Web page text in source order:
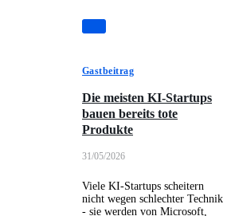
Gastbeitrag
Die meisten KI-Startups
bauen bereits tote
Produkte
31/05/2026
Viele KI-Startups scheitern
nicht wegen schlechter Technik
- sie werden von Microsoft,